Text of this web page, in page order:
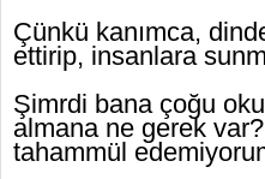
Çünkü kanımca,
ettirip, insanlara
Şimrdi bana çoğu
almana ne gerek
tahammül